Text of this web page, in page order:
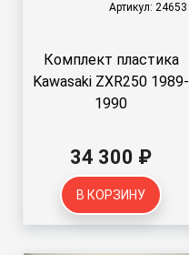
Артикул: 24653
Комплект пластика
Kawasaki ZXR250 1989-
1990
34 300 ₽
В КОРЗИНУ